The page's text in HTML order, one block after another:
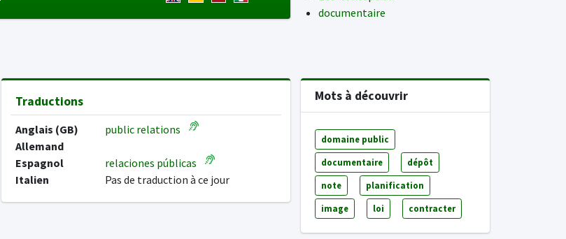
documentaire
Traductions
Anglais (GB)
public relations
Allemand
Espagnol
relaciones públicas
Italien
Pas de traduction à ce jour
Mots à découvrir
domaine public
documentaire dépôt
note planification
image loi contracter